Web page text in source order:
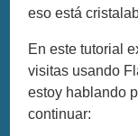
eso está
En este tutorial
visitas usando
estoy hablando
continuar: